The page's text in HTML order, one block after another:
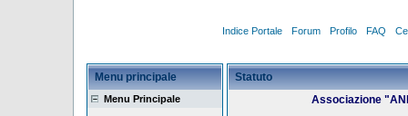
Indice Portale Forum Profilo FAQ
Menu principale
Menu Principale
Statuto
Associazione